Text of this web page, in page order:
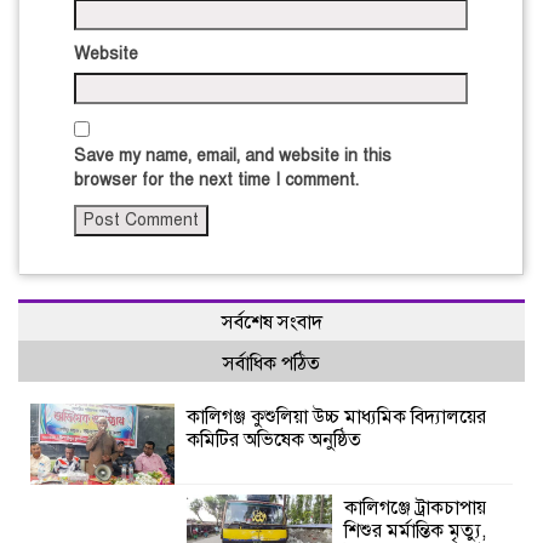
Website
Save my name, email, and website in this
browser for the next time I comment.
সর্বশেষ সংবাদ
সর্বাধিক পঠিত
কালিগঞ্জ কুশুলিয়া উচ্চ মাধ্যমিক বিদ্যালয়ের
কমিটির অভিষেক অনুষ্ঠিত
কালিগঞ্জে ট্রাকচাপায়
শিশুর মর্মান্তিক মৃত্যু,